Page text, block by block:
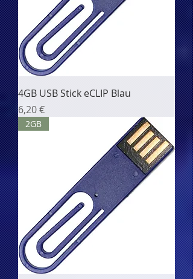
4GB USB Stick eCLIP Blau
Цена
6,20 €
2GB